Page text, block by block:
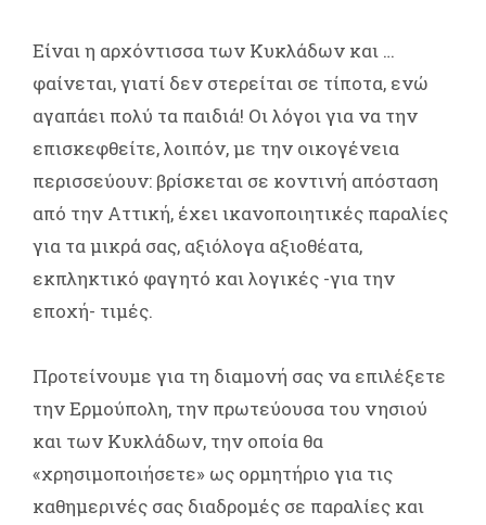
Είναι η αρχόντισσα των Κυκλάδων και …
φαίνεται, γιατί δεν στερείται σε τίποτα, ενώ
αγαπάει πολύ τα παιδιά! Οι λόγοι για να την
επισκεφθείτε, λοιπόν, με την οικογένεια
περισσεύουν: βρίσκεται σε κοντινή απόσταση
από την Αττική, έχει ικανοποιητικές παραλίες
για τα μικρά σας, αξιόλογα αξιοθέατα,
εκπληκτικό φαγητό και λογικές -για την
εποχή- τιμές.
Προτείνουμε για τη διαμονή σας να επιλέξετε
την Ερμούπολη, την πρωτεύουσα του νησιού
και των Κυκλάδων, την οποία θα
«χρησιμοποιήσετε» ως ορμητήριο για τις
καθημερινές σας διαδρομές σε παραλίες και